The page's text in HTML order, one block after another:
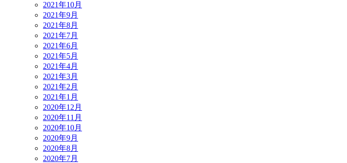
2021年10月
2021年9月
2021年8月
2021年7月
2021年6月
2021年5月
2021年4月
2021年3月
2021年2月
2021年1月
2020年12月
2020年11月
2020年10月
2020年9月
2020年8月
2020年7月